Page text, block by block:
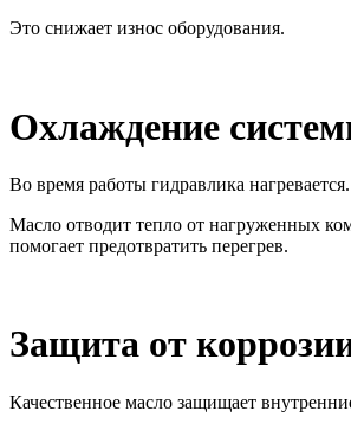
Это снижает износ оборудования.
Охлаждение
Во время работы гидравлика нагревается.
Масло отводит тепло от нагруженных
помогает предотвратить перегрев.
Защита от
Качественное масло защищает